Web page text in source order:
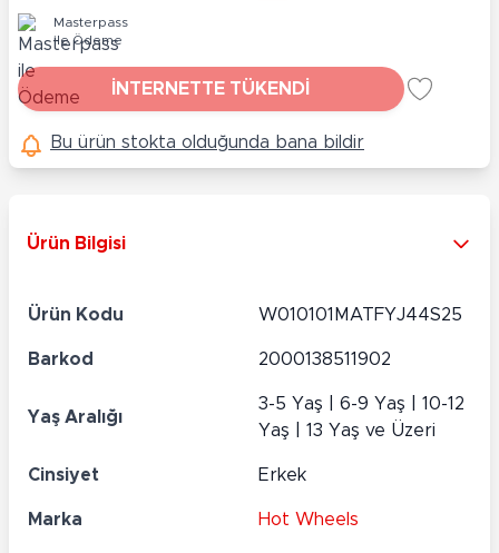
Masterpass
ile Ödeme
İNTERNETTE TÜKENDİ
Bu ürün stokta olduğunda bana bildir
Ürün Bilgisi
Ürün Kodu W010101MATFYJ44S25
Barkod 2000138511902
Yaş Aralığı
3-5 Yaş | 6-9 Yaş | 10-12
Yaş | 13 Yaş ve Üzeri
Cinsiyet Erkek
Marka Hot Wheels